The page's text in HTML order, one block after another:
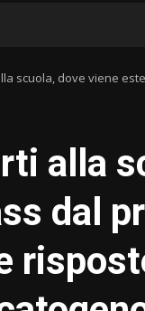
scuola, dove viene
alla
dal